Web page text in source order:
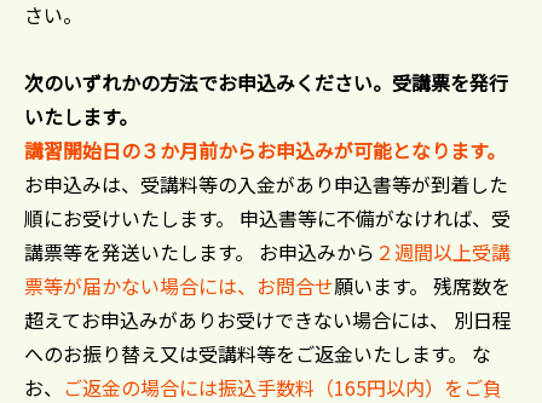
さい。
次のいずれかの方法でお申込みください。受講票を発行
いたします。
講習開始日の３か月前からお申込みが可能となります。
お申込みは、受講料等の入金があり申込書等が到着した
順にお受けいたします。 申込書等に不備がなければ、受
講票等を発送いたします。 お申込みから ２週間以上受講
票等が届かない場合には、お問合せ願います。 残席数を
超えてお申込みがありお受けできない場合には、 別日程
へのお振り替え又は受講料等をご返金いたします。 な
お、 ご返金の場合には振込手数料（165円以内）をご負